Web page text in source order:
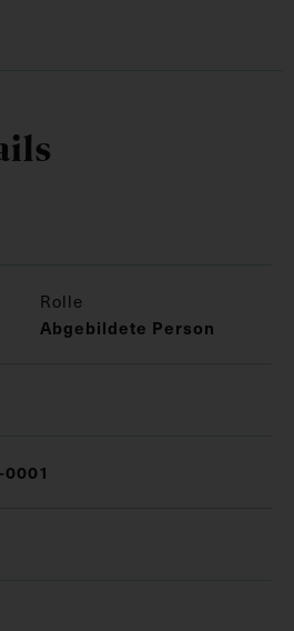
Rolle
Abgebildete Person